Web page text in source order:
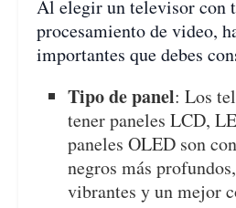
Al elegir un televisor con
procesamiento de video,
importantes que debes
Tipo de panel: Los
tener paneles LCD,
paneles OLED son
negros más
vibrantes y un mejor